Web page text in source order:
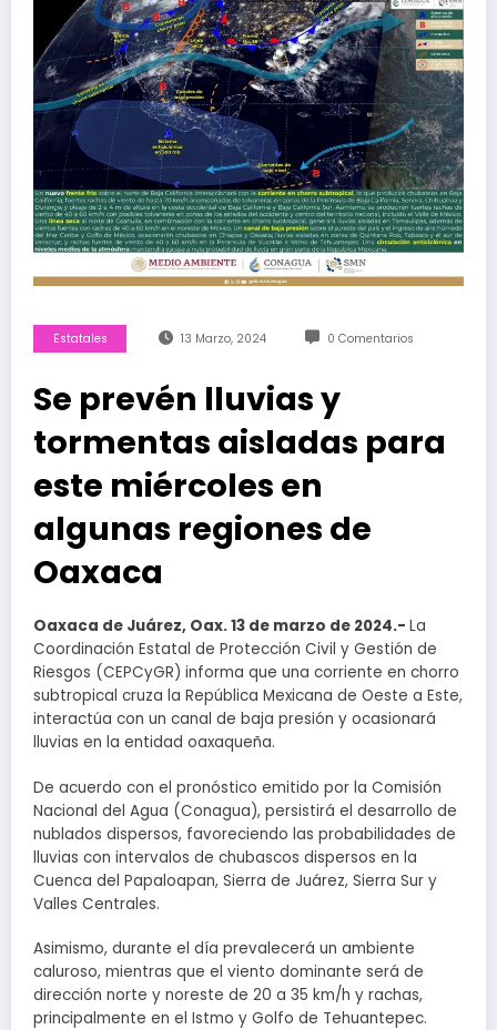
Estatales 13 Marzo, 2024 0 Comentarios
Se prevén lluvias y
tormentas aisladas para
este miércoles en
algunas regiones de
Oaxaca
Oaxaca de Juárez, Oax. 13 de marzo de 2024.- La
Coordinación Estatal de Protección Civil y Gestión de
Riesgos (CEPCyGR) informa que una corriente en chorro
subtropical cruza la República Mexicana de Oeste a Este,
interactúa con un canal de baja presión y ocasionará
lluvias en la entidad oaxaqueña.
De acuerdo con el pronóstico emitido por la Comisión
Nacional del Agua (Conagua), persistirá el desarrollo de
nublados dispersos, favoreciendo las probabilidades de
lluvias con intervalos de chubascos dispersos en la
Cuenca del Papaloapan, Sierra de Juárez, Sierra Sur y
Valles Centrales.
Asimismo, durante el día prevalecerá un ambiente
caluroso, mientras que el viento dominante será de
dirección norte y noreste de 20 a 35 km/h y rachas,
principalmente en el Istmo y Golfo de Tehuantepec.